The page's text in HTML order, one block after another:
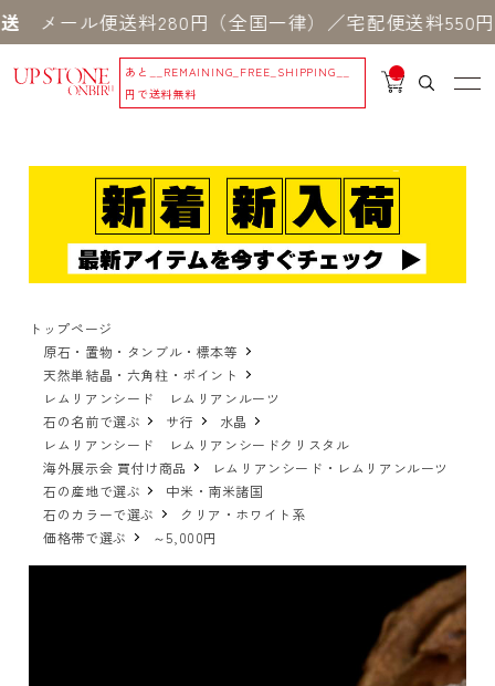
便送料280円（全国一律）／宅配便送料550円 ※
あと
__REMAINING_FREE_SHIPPING__
円で送料無料
__
IT
_
トップページ
原石・置物・タンブル・標本等
天然単結晶・六角柱・ポイント
レムリアンシード レムリアンルーツ
石の名前で選ぶ
サ行
水晶
レムリアンシード レムリアンシードクリスタル
海外展示会 買付け商品
レムリアンシード・レムリアンルーツ
石の産地で選ぶ
中米・南米諸国
石のカラーで選ぶ
クリア・ホワイト系
価格帯で選ぶ
～5,000円